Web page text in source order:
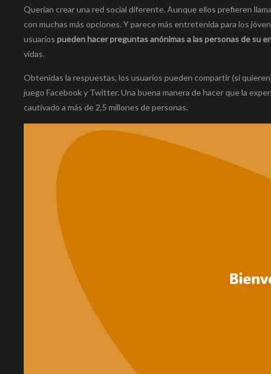
Querían crear una red social diferente. Aunque ellos prefieren
con muchas más opciones. Y parece más entretenida para los
usuarios pueden hacer preguntas anónimas a las personas de su
vidas.
Obtenidas la respuestas, los usuarios pueden compartir (si
juego Facebook y Twitter. Una buena manera de hacer que la
cautivado a más de 2,5 millones de personas.